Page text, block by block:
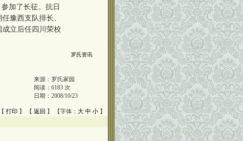
加了长征。抗日
豫西支队排长、
立后任四川荣校
罗氏资讯
来源： 罗氏家园
阅读： 6183 次
日期： 2008/10/23
打印 】 【 返回 】 【字体： 大 中 小 】